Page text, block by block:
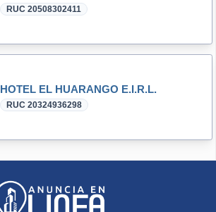
RUC 20508302411
HOTEL EL HUARANGO E.I.R.L.
RUC 20324936298